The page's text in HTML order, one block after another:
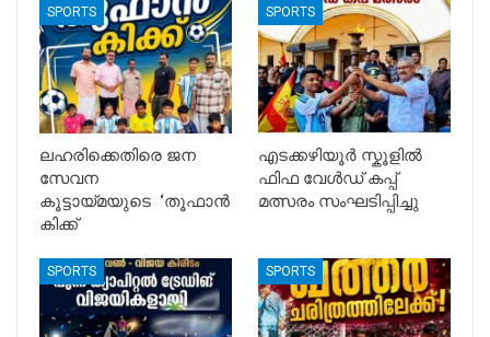
SPORTS
ലഹരിക്കെതിരെ ജന
സേവന
കൂട്ടായ്മയുടെ ‘തൂഫാൻ
കിക്ക്
SPORTS
എടക്കഴിയൂർ സ്കൂളിൽ
ഫിഫ വേൾഡ് കപ്പ്
മത്സരം സംഘടിപ്പിച്ചു
SPORTS SPORTS